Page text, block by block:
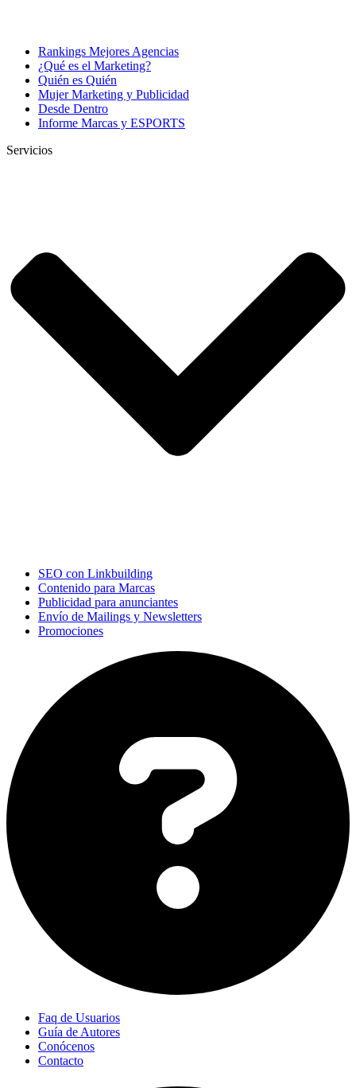
Rankings Mejores Agencias
¿Qué es el Marketing?
Quién es Quién
Mujer Marketing y Publicidad
Desde Dentro
Informe Marcas y ESPORTS
Servicios
SEO con Linkbuilding
Contenido para Marcas
Publicidad para anunciantes
Envío de Mailings y Newsletters
Promociones
Faq de Usuarios
Guía de Autores
Conócenos
Contacto